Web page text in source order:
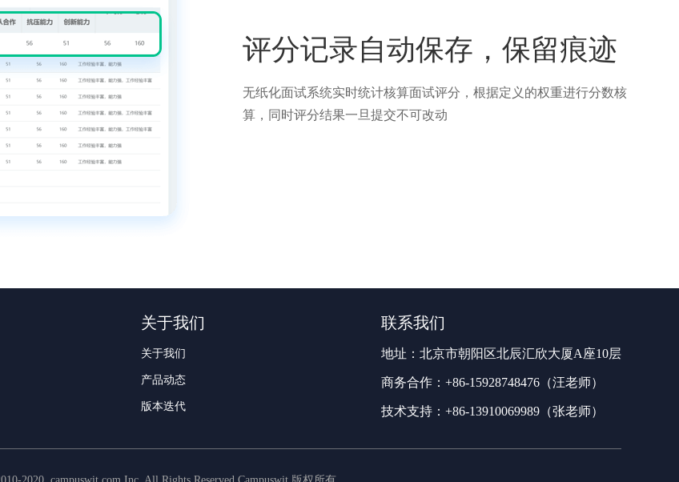
评分记录自动保存，保留痕迹
无纸化面试系统实时统计核算面试评分，根据定义的权重进行分数核
算，同时评分结果一旦提交不可改动
关于我们
关于我们
产品动态
版本迭代
联系我们
地址：北京市朝阳区北辰汇欣大厦A座10层
商务合作：+86-15928748476（汪老师）
技术支持：+86-13910069989（张老师）